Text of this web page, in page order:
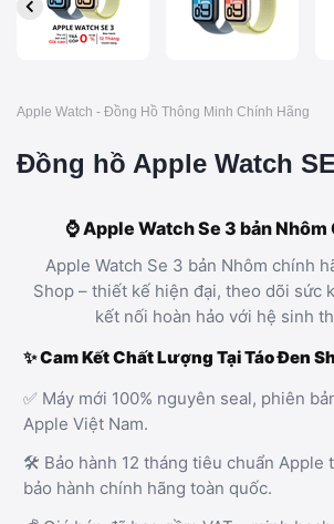
Apple Watch - Đồng Hồ Thông Minh Chính Hãng
Đồng hồ Apple Watch
⌚ Apple Watch Se 3 bản
Apple Watch Se 3 bản Nhôm chính
Shop – thiết kế hiện đại, theo dõi sức
kết nối hoàn hảo với hệ sinh
✨ Cam Kết Chất Lượng Tại Táo Đen
✅ Máy mới 100% nguyên seal, phiên
Apple Việt Nam.
🛠️ Bảo hành 12 tháng tiêu chuẩn Apple
bảo hành chính hãng toàn quốc.